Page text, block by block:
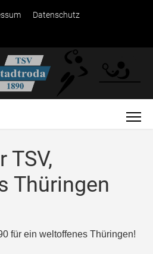
Datenschutz
TSV,
Thüringen
für ein weltoffenes Thüringen!